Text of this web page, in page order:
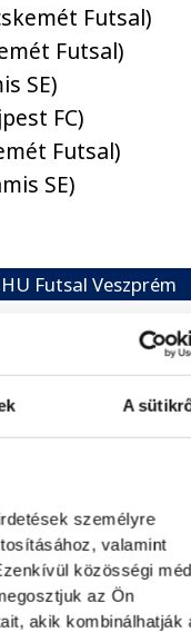
A
személyre
valamint
közösségi
az Ön
akik kombinálhatják
Futsal)
Futsal)
SE)
FC)
Futsal)
SE)
Futsal Veszprém
Hadházi Sándor